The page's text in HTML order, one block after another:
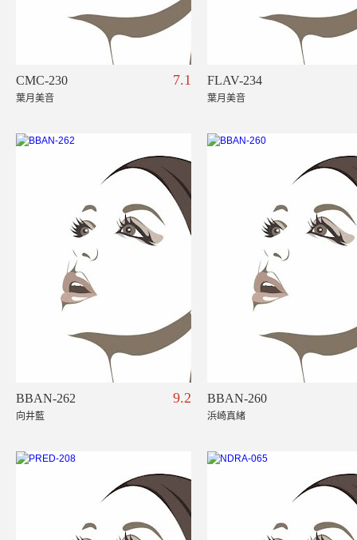
CMC-230 7.1
葉月美音
FLAV-234
葉月美音
BBAN-262 9.2
向井藍
BBAN-260
浜崎真緒